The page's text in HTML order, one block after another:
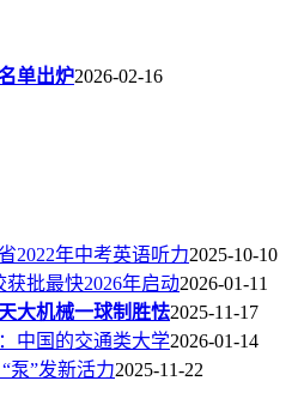
单出炉2026-02-16
2022年中考英语听力2025-10-10
批最快2026年启动2026-01-11
大机械一球制胜怯2025-11-17
中国的交通类大学2026-01-14
泵”发新活力2025-11-22